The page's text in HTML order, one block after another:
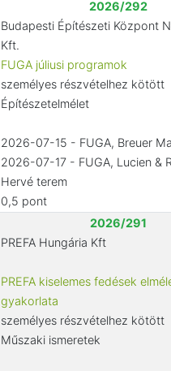
2026/292
Budapesti Építészeti Központ
Kft.
FUGA júliusi programok
személyes részvételhez kötött
Építészetelmélet
2026-07-15 - FUGA, Breuer
2026-07-17 - FUGA, Lucien &
Hervé terem
0,5 pont
2026/291
PREFA Hungária Kft
PREFA kiselemes fedések
gyakorlata
személyes részvételhez kötött
Műszaki ismeretek